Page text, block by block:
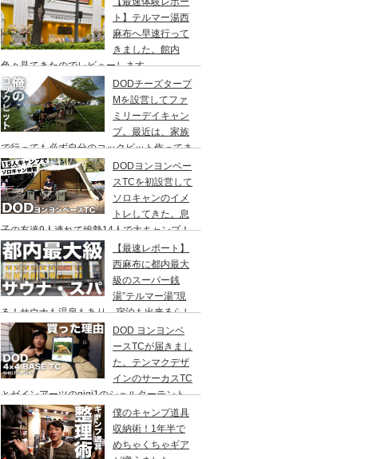
ァミリーキャンプ、BBQ
ト】テルマー湯西
麻布へ早速行って
きました。館内
色々見てきたのでレビューします。
DODチーズタープ
Mを設営してファ
ミリーデイキャン
プ。最近は、家族
で行っても必ず自分のコックピット作ってま
す♪
DODヨンヨンベー
スTCを初設営して
ソロキャンのイメ
トレしてきた。息
子の友達9人連れて総勢14人で大キャンプ！
めちゃくちゃ疲れたぞ。
【最速レポート】
西麻布に都内最大
級のスーパー銭
湯”テルマー湯”現
る！サウナも温泉もあり、宿泊も出来るらし
い♪
DOD ヨンヨンベ
ースTCが届きまし
た。テンマクデザ
インのサーカスTC
とゼインアーツのgigi1のシェルターテント
と比較検討をし、購入に至った理由。
僕のキャンプ道具
収納術！1年半で
めちゃくちゃギア